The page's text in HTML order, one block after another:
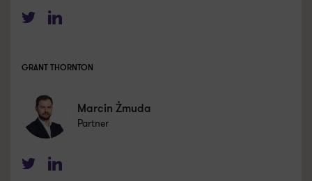
TwitterLinkedIn
GRANT THORNTON
Marcin Żmuda
Partner
TwitterLinkedIn